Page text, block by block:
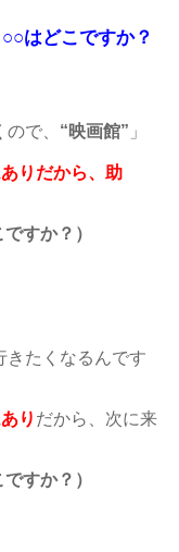
はどこですか？
で、 “映画館” 」
りだから、助
すか？）
きたくなるんです
り だから、次に来
すか？）